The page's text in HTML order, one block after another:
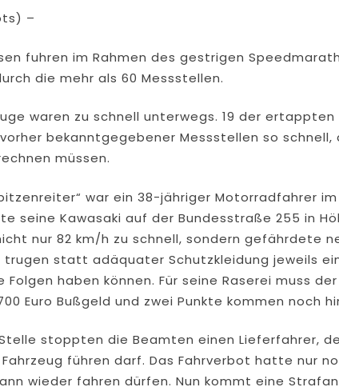
–
fuhren im Rahmen des gestrigen
die mehr als 60 Messstellen.
waren zu schnell unterwegs. 19 der ertappten
bekanntgegebener Messstellen so schnell,
müssen.
war ein 38-jähriger Motorradfahrer im
seine Kawasaki auf der Bundesstraße 255 in
nur 82 km/h zu schnell, sondern gefährdete
trugen statt adäquater Schutzkleidung jeweils
Folgen haben können. Für seine Raserei muss
Euro Bußgeld und zwei Punkte kommen noch
stoppten die Beamten einen Lieferfahrer,
führen darf. Das Fahrverbot hatte nur
wieder fahren dürfen. Nun kommt eine